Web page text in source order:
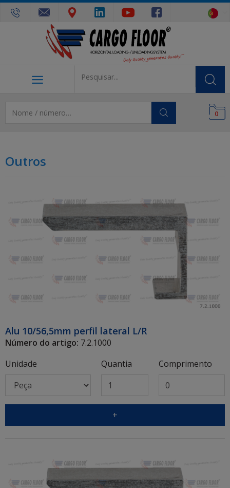
0
Outros
Alu 10/56,5mm perfil lateral L/R
Número do artigo: 7.2.1000
Unidade
Quantia Comprimento
+